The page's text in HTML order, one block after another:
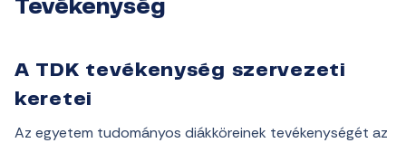
Tevékenység
A TDK tevékenység szervezeti
keretei
Az egyetem tudományos diákköreinek tevékenységét az